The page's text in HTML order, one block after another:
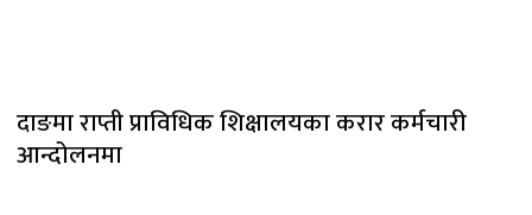
दाङमा राप्ती प्राविधिक शिक्षालयका करार कर्मचारी
आन्दोलनमा